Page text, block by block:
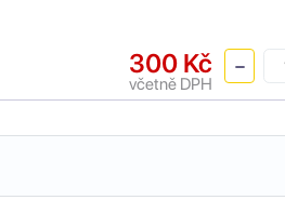
300 Kč
včetně DPH